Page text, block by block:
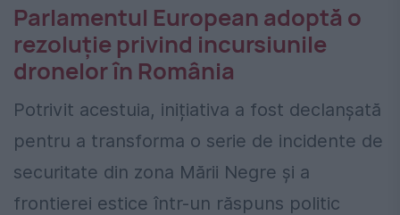
Parlamentul European adoptă o
rezoluție privind incursiunile
dronelor în România
Potrivit acestuia, inițiativa a fost declanșată
pentru a transforma o serie de incidente de
securitate din zona Mării Negre și a
frontierei estice într-un răspuns politic